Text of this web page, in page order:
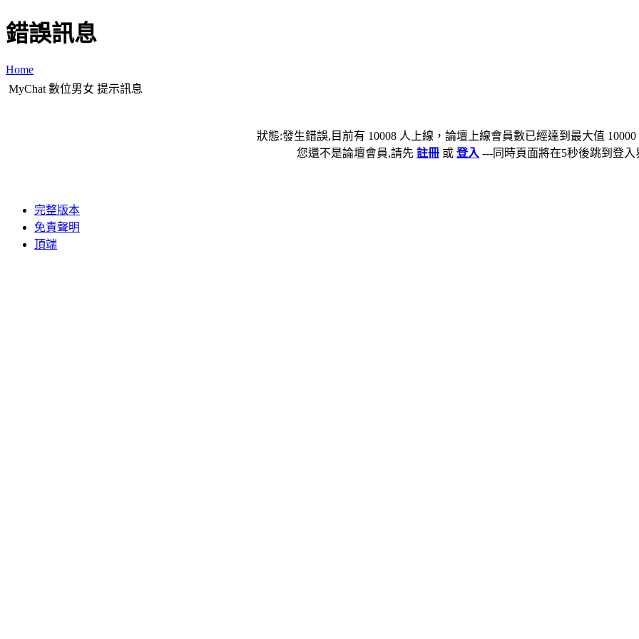
錯誤訊息
Home
MyChat 數位男女 提示訊息
狀態:發生錯誤,目前有 10008 人上線，論壇上線會員數已經達到最大值
您還不是論壇會員,請先 註冊 或 登入 ---同時頁面將在5秒後跳到登入
完整版本
免責聲明
頂端